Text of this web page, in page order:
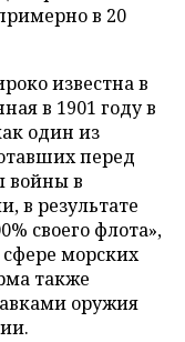
в 20
известна в
в 1901 году в
один из
перед
войны в
в результате
своего флота»,
морских
также
оружия